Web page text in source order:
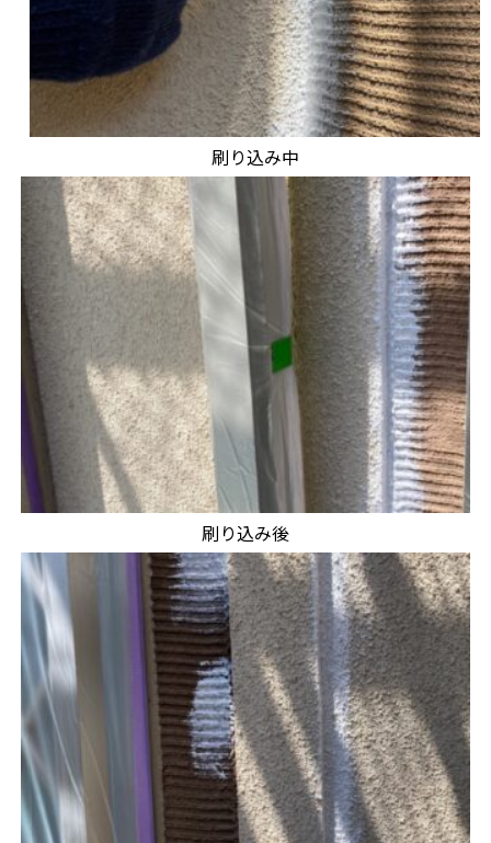
刷り込み中
刷り込み後